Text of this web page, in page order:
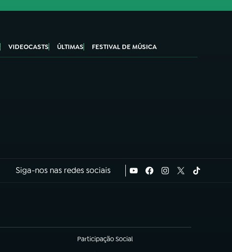
VIDEOCASTS ÚLTIMAS FESTIVAL DE MÚSICA
Siga-nos nas redes sociais
Participação Social
(abre em nova aba)